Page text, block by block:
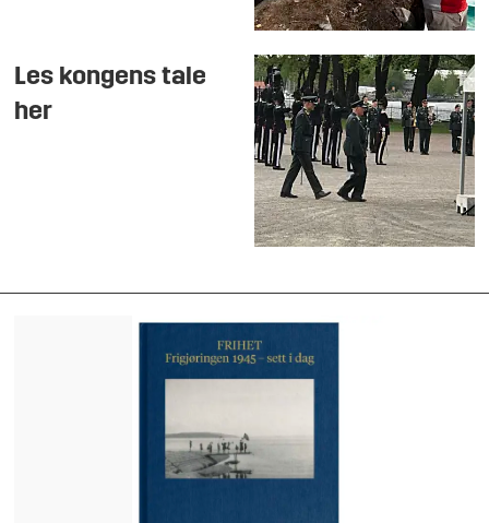
Les kongens tale
her